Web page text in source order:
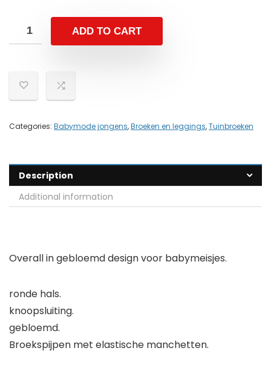
ADD TO CART
Categories: Babymode jongens,Broeken en leggings,Tuinbroeken
Description
Additional information
Overall in gebloemd design voor babymeisjes.
ronde hals.
knoopsluiting.
gebloemd.
Broekspijpen met elastische manchetten.